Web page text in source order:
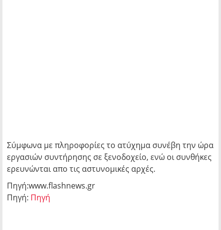
Σύμφωνα με πληροφορίες το ατύχημα συνέβη την ώρα
εργασιών συντήρησης σε ξενοδοχείο, ενώ οι συνθήκες
ερευνώνται απο τις αστυνομικές αρχές.
Πηγή:www.flashnews.gr
Πηγή: Πηγή